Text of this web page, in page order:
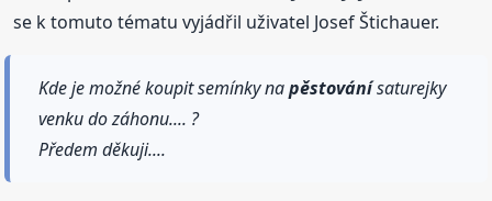
se k tomuto tématu vyjádřil uživatel Josef Štichauer.
Kde je možné koupit semínky napěstovánísaturejky
venku do záhonu.... ?
Předem děkuji....